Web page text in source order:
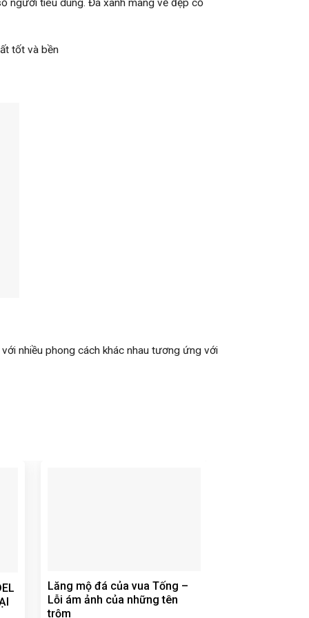
người tiêu dùng. Đá xanh mang vẻ đẹp cổ
tốt và bền
nhiều phong cách khác nhau tương ứng với
Lăng mộ đá của vua Tống –
Lỗi ám ảnh của những tên
trộm